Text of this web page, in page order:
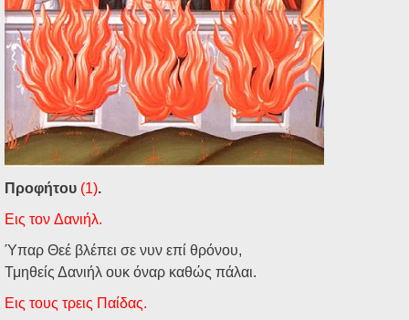
Προφήτου (1).
Εις τον Δανιήλ.
Ύπαρ Θεέ βλέπει σε νυν επί θρόνου,
Τμηθείς Δανιήλ ουκ όναρ καθώς πάλαι.
Εις τους τρεις Παίδας.